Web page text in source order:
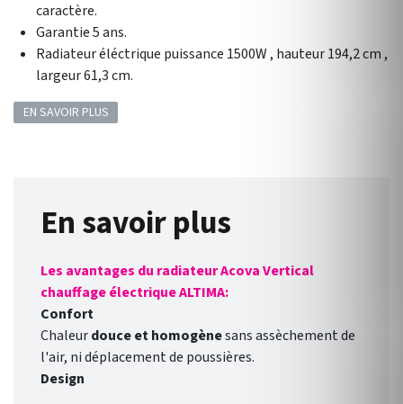
caractère.
Garantie 5 ans.
Radiateur éléctrique puissance 1500W , hauteur 194,2 cm ,
largeur 61,3 cm.
EN SAVOIR PLUS
En savoir plus
Les avantages du radiateur Acova Vertical
chauffage électrique ALTIMA:
Confort
Chaleurdouce et homogènesans assèchement de
l'air, ni déplacement de poussières.
Design